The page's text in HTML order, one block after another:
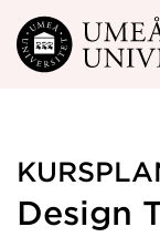
Hoppa direkt
Design